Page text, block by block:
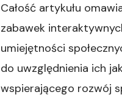
Całość artykułu
zabawek
umiejętności
do uwzględnienia ich
wspierającego rozwój